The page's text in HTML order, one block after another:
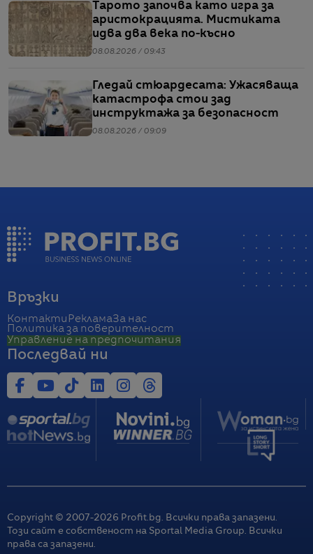
Тарото започва като игра за
аристокрацията. Мистиката
идва два века по-късно
08.08.2026 / 09:43
Гледай стюардесата: Ужасяваща
катастрофа стои зад
инструктажа за безопасност
08.08.2026 / 09:09
Връзки
Контакти РекламаЗа нас
Политика за поверителност
Управление на предпочитания
Последвай ни
Copyright © 2007-2026 Profit.bg. Всички права запазени.
Този сайт е собственост на Sportal Media Group. Всички
права са запазени.